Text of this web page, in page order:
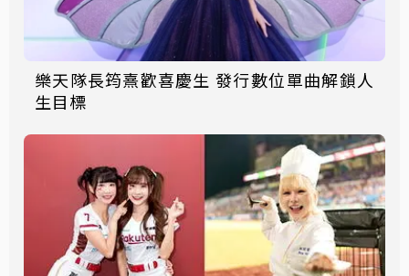
樂天隊長筠熹歡喜慶生 發行數位單曲解鎖人
生目標